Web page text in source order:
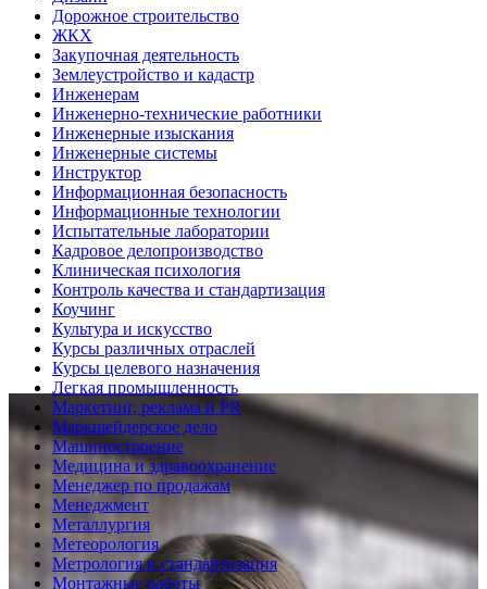
Дорожное строительство
ЖКХ
Закупочная деятельность
Землеустройство и кадастр
Инженерам
Инженерно-технические работники
Инженерные изыскания
Инженерные системы
Инструктор
Информационная безопасность
Информационные технологии
Испытательные лаборатории
Кадровое делопроизводство
Клиническая психология
Контроль качества и стандартизация
Коучинг
Культура и искусство
Курсы различных отраслей
Курсы целевого назначения
Легкая промышленность
Маркетинг, реклама и PR
Маркшейдерское дело
Машиностроение
Медицина и здравоохранение
Менеджер по продажам
Менеджмент
Металлургия
Метеорология
Метрология и стандартизация
Монтажные работы